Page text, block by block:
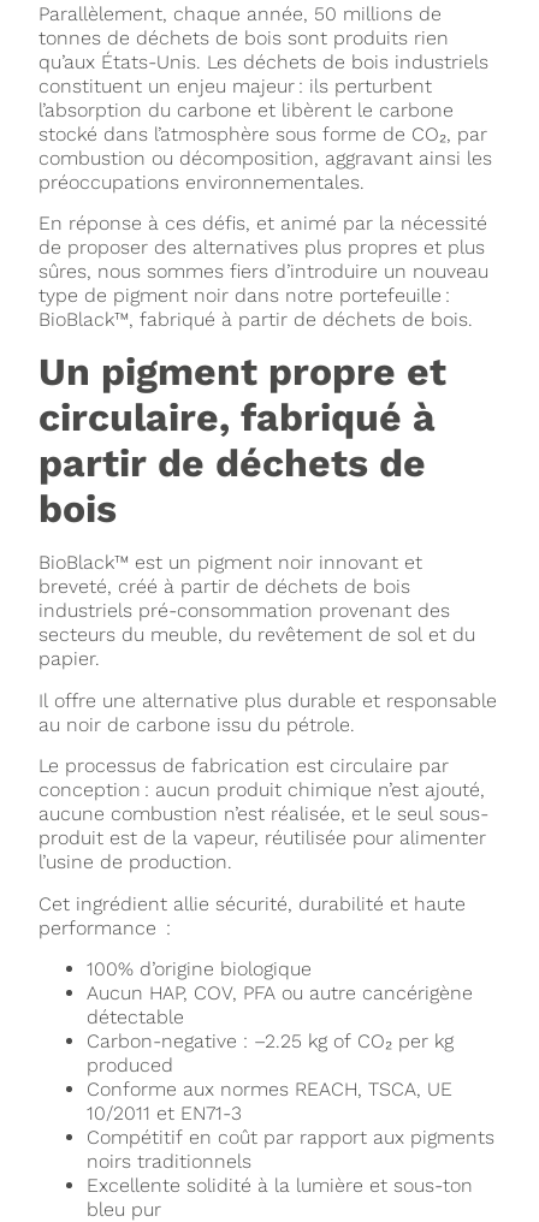
Parallèlement, chaque année, 50 millions de
tonnes de déchets de bois sont produits rien
qu’aux États-Unis. Les déchets de bois industriels
constituent un enjeu majeur : ils perturbent
l’absorption du carbone et libèrent le carbone
stocké dans l’atmosphère sous forme de CO₂, par
combustion ou décomposition, aggravant ainsi les
préoccupations environnementales.
En réponse à ces défis, et animé par la nécessité
de proposer des alternatives plus propres et plus
sûres, nous sommes fiers d’introduire un nouveau
type de pigment noir dans notre portefeuille :
BioBlack™, fabriqué à partir de déchets de bois.
Un pigment propre et
circulaire, fabriqué à
partir de déchets de
bois
BioBlack™ est un pigment noir innovant et
breveté, créé à partir de déchets de bois
industriels pré-consommation provenant des
secteurs du meuble, du revêtement de sol et du
papier.
Il offre une alternative plus durable et responsable
au noir de carbone issu du pétrole.
Le processus de fabrication est circulaire par
conception : aucun produit chimique n’est ajouté,
aucune combustion n’est réalisée, et le seul sous-
produit est de la vapeur, réutilisée pour alimenter
l’usine de production.
Cet ingrédient allie sécurité, durabilité et haute
performance :
100% d’origine biologique
Aucun HAP, COV, PFA ou autre cancérigène
détectable
Carbon-negative : –2.25 kg of CO₂ per kg
produced
Conforme aux normes REACH, TSCA, UE
10/2011 et EN71-3
Compétitif en coût par rapport aux pigments
noirs traditionnels
Excellente solidité à la lumière et sous-ton
bleu pur